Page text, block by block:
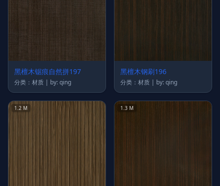
黑檀木锯痕自然拼197
分类：材质 | by: qing
黑檀木钢刷196
分类：材质 | by: qing
1.2 M 1.3 M